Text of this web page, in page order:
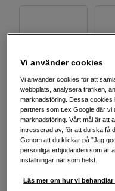
52 mm
Vi använder cookies
Vi använder cookies för att
webbplats, analysera trafiken,
marknadsföring. Dessa
partners som t.ex Google där vi
marknadsföring. Vårt mål är att
intresserad av, för att du ska få
Genom att du klickar på ”Jag
personliga erbjudanden som är
inställningar när som helst.
Läs mer om hur vi